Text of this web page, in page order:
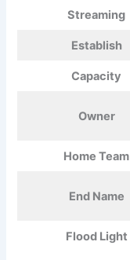
Streaming
Establish
Capacity
Owner
Home Team
End Name
Flood Light